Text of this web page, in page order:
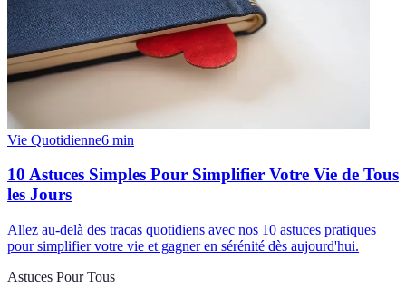
Vie Quotidienne6 min
10 Astuces Simples Pour Simplifier Votre Vie de Tous
les Jours
Allez au-delà des tracas quotidiens avec nos 10 astuces pratiques
pour simplifier votre vie et gagner en sérénité dès aujourd'hui.
Astuces Pour Tous